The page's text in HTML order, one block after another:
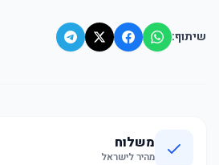
שיתוף:
משלוח
מהיר לישראל